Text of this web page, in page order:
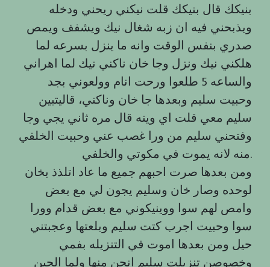
بنيكك قال بنيكك قلت نيكني ريحني ودخله
ويذبحني فيه ان زبه شغال نيك ويشفف ويمص
صدري بنفس الوقت وانه ما ينزل بسرعه لما
هلكني نيك ونزل وجا خان ناكني نيك لما اهراني
والساعه 5 طلعوا ورحت انام وولعوني بجد
وحبيت سليم وبعدها جا خان وناكني، قاليتبين
سليم معي قلت اي وينه قال مره ثاني يجي وجا
وفتحني سليم من ورا غصب عني وحبيت الخلفي
منه لانه يموت في مكوتي والخلفي.
ومن بعدها صرت احبهم جميع ما عاد اتلذذ بخان
لوحده وصار خان وسليم يجون لي مع بعض
وامص لهم سوا ووينيكوني مع بعض قدام وورا
سوا وحبيت اجرب كتت سليم وبلعتها وعجبتني
حيل ومن بعدها اموت في التنزيله بفمي
وخصوصن تنزيلت سليم انجن منها ولما الحين